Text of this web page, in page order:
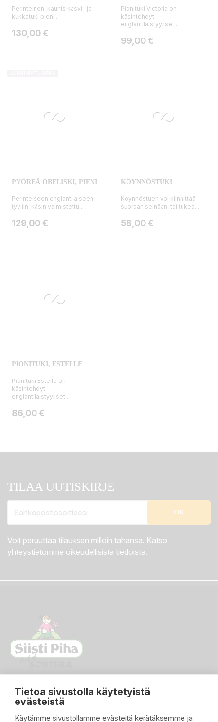
Tietoa sivustolla käytetyistä
evästeistä
Käytämme sivustollamme evästeitä kerätäksemme ja
Perinteinen, kaunis kasvi- ja
kukkatuki pieni...
Hinta
130,00 €
Pionituki Victoria on
käsintehdyt
englantilaistyyliset...
Hinta
99,00 €
PYÖREÄ OBELISKI, PIENI
Perinteiseen englantilaiseen
tyyliin, käsin valmistettu...
Hinta
129,00 €
KÖYNNÖSTUKI
Köynnöstuen voi kiinnittää
suoraan seinään, tai tukea...
Hinta
58,00 €
PIONITUKI, ESTELLE
Pionituki Estelle on
käsintehdyt
englantilaistyyliset...
Hinta
86,00 €
TILAA UUTISKIRJE
Voit peruuttaa tilauksen milloin tahansa. Katso
yhteystietomme oikeudellisista tiedoista.